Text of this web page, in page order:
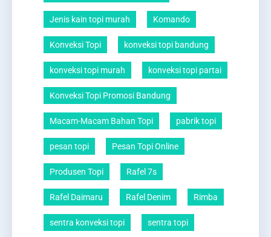
Jenis kain topi murah Komando
Konveksi Topi konveksi topi bandung
konveksi topi murah konveksi topi partai
Konveksi Topi Promosi Bandung
Macam-Macam Bahan Topi pabrik topi
pesan topi Pesan Topi Online
Produsen Topi Rafel 7s
Rafel Daimaru Rafel Denim Rimba
sentra konveksi topi sentra topi